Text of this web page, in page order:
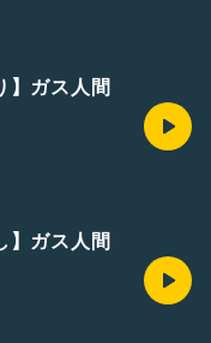
】ガス人間
】ガス人間